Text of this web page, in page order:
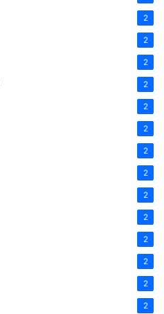
2
2
2
2
2
2
2
2
2
2
2
2
2
2